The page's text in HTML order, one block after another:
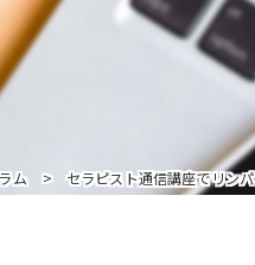
まとめてお得
インストラク
インストラク
ム セラピスト通信講座でリン